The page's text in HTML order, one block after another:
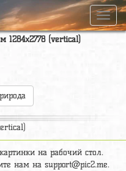
1284x2778 (vertical)
на рабочий стол.
нам на support@pic2.me.